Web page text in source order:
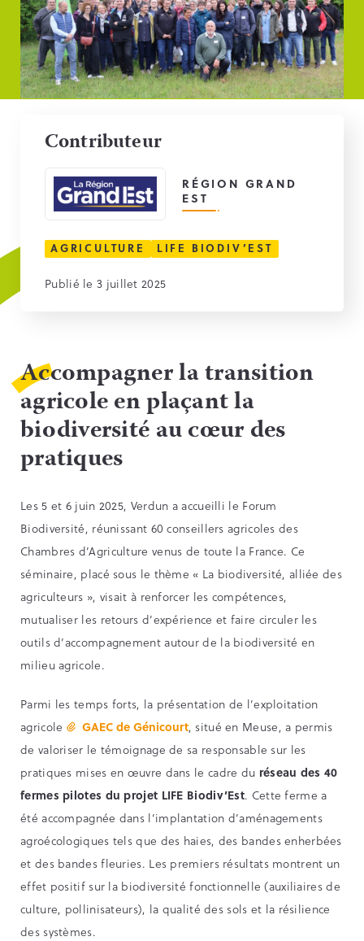
Contributeur
RÉGION GRAND
EST
AGRICULTURE LIFE BIODIV’EST
Publié le 3 juillet 2025
Accompagner la transition
agricole en plaçant la
biodiversité au cœur des
pratiques
Les 5 et 6 juin 2025, Verdun a accueilli le Forum
Biodiversité, réunissant 60 conseillers agricoles des
Chambres d’Agriculture venus de toute la France. Ce
séminaire, placé sous le thème « La biodiversité, alliée des
agriculteurs », visait à renforcer les compétences,
mutualiser les retours d’expérience et faire circuler les
outils d’accompagnement autour de la biodiversité en
milieu agricole.
Parmi les temps forts, la présentation de l’exploitation
agricole
GAEC de Génicourt, situé en Meuse, a permis
de valoriser le témoignage de sa responsable sur les
pratiques mises en œuvre dans le cadre du réseau des 40
fermes pilotes du projet LIFE Biodiv’Est. Cette ferme a
été accompagnée dans l’implantation d’aménagements
agroécologiques tels que des haies, des bandes enherbées
et des bandes fleuries. Les premiers résultats montrent un
effet positif sur la biodiversité fonctionnelle (auxiliaires de
culture, pollinisateurs), la qualité des sols et la résilience
des systèmes.